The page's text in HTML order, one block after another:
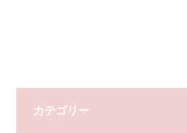
カテゴリー